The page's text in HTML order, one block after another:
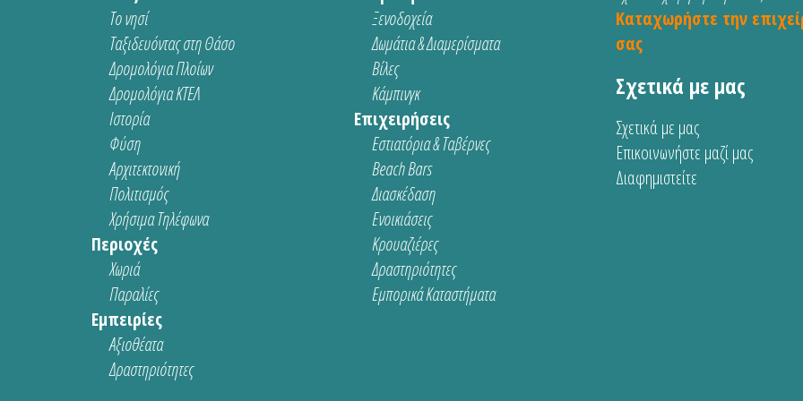
Το νησί
Ταξιδευόντας στη Θάσο
Δρομολόγια Πλοίων
Δρομολόγια ΚΤΕΛ
Ιστορία
Φύση
Αρχιτεκτονική
Πολιτισμός
Χρήσιμα Τηλέφωνα
Περιοχές
Χωριά
Παραλίες
Εμπειρίες
Αξιοθέατα
Δραστηριότητες
Ξενοδοχεία
Δωμάτια & Διαμερίσματα
Βίλες
Κάμπινγκ
Επιχειρήσεις
Εστιατόρια & Ταβέρνες
Beach Bars
Διασκέδαση
Ενοικιάσεις
Κρουαζιέρες
Δραστηριότητες
Εμπορικά Καταστήματα
Καταχωρήστε την
σας
Σχετικά με μας
Σχετικά με μας
Επικοινωνήστε μαζί μας
Διαφημιστείτε